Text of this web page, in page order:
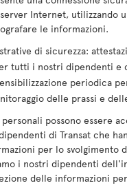
Internet, utilizzando
le informazioni.
di sicurezza:
tutti i nostri dipendenti e
periodica
delle prassi e
possono essere
di Transat che
per lo svolgimento
i nostri dipendenti
delle informazioni